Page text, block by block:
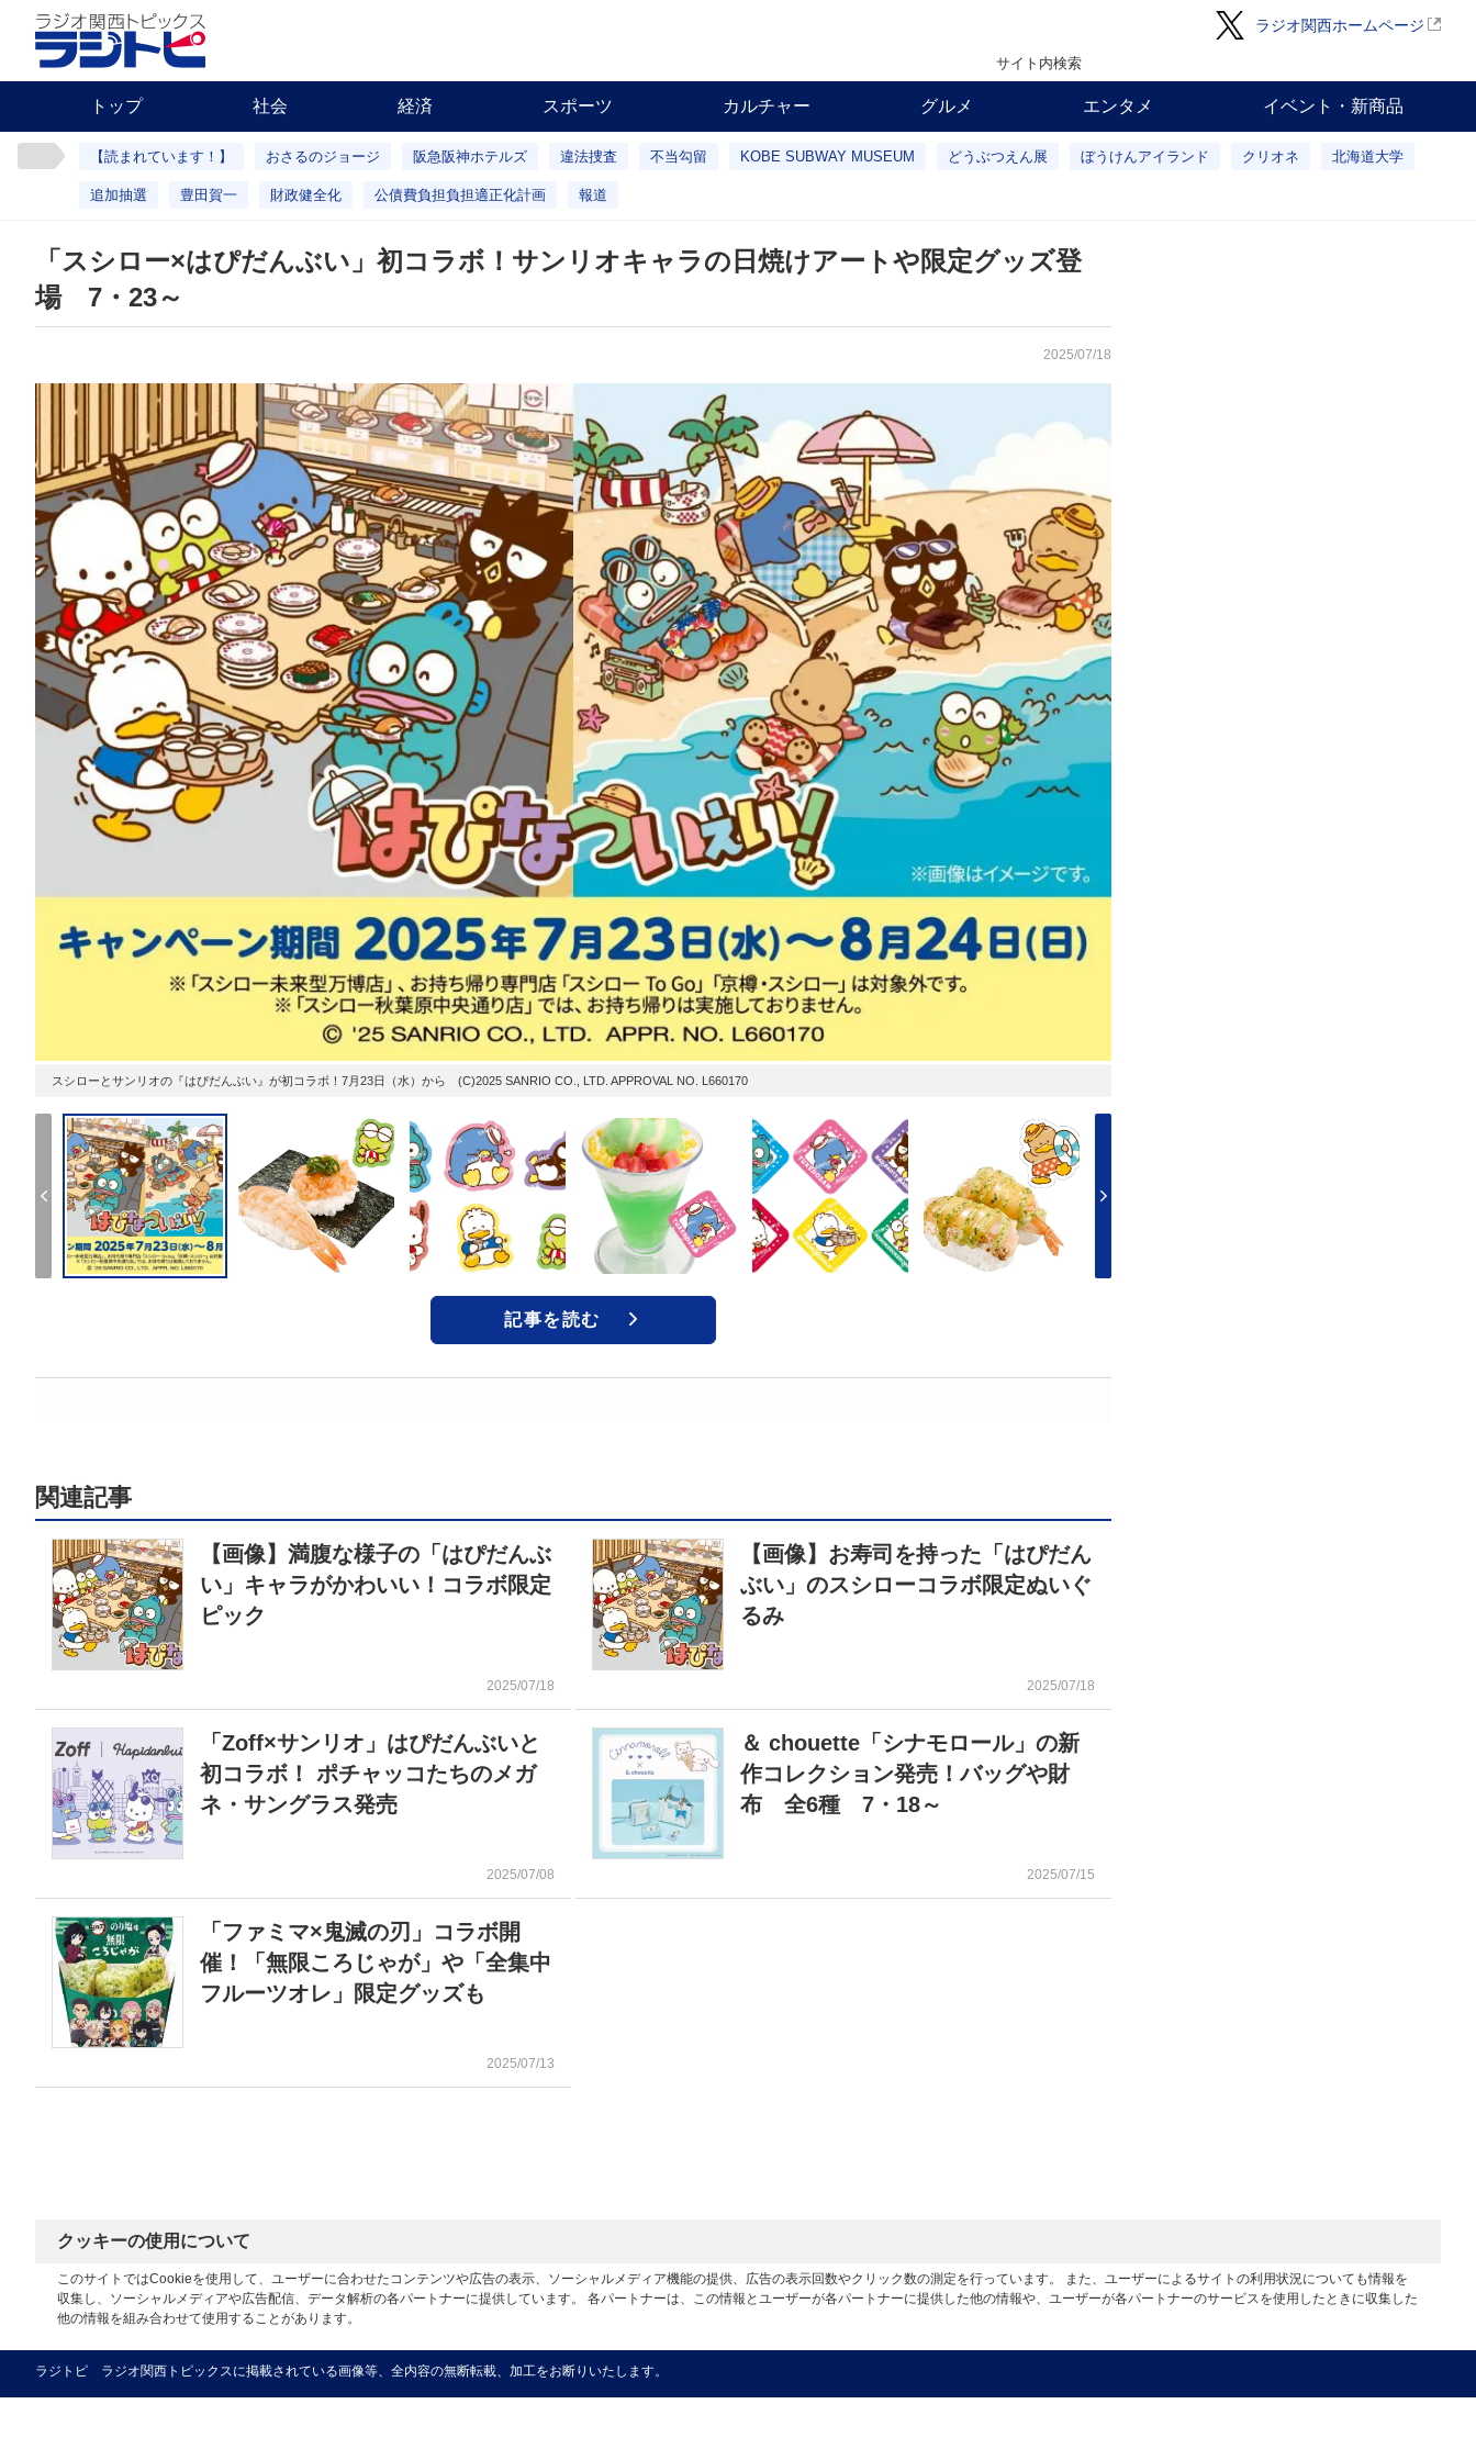
ラジオ関西ホームページ
サイト内検索
トップ 社会 経済 スポーツ カルチャー グルメ エンタメ イベント・新商品
【読まれています！】 おさるのジョージ 阪急阪神ホテルズ 違法捜査 不当勾留 KOBE SUBWAY MUSEUM どうぶつえん展 ぼうけんアイランド クリオネ 北海道大学
追加抽選 豊田賀一 財政健全化 公債費負担負担適正化計画 報道
「スシロー×はぴだんぶい」初コラボ！サンリオキャラの日焼けアートや限定グッズ登
場 7・23～
2025/07/18
スシローとサンリオの『はぴだんぶい』が初コラボ！7月23日（水）から (C)2025 SANRIO CO., LTD. APPROVAL NO. L660170
記事を読む
関連記事
【画像】満腹な様子の「はぴだんぶ
い」キャラがかわいい！コラボ限定
ピック
2025/07/18
【画像】お寿司を持った「はぴだん
ぶい」のスシローコラボ限定ぬいぐ
るみ
2025/07/18
「Zoff×サンリオ」はぴだんぶいと
初コラボ！ ポチャッコたちのメガ
ネ・サングラス発売
2025/07/08
＆ chouette「シナモロール」の新
作コレクション発売！バッグや財
布 全6種 7・18～
2025/07/15
「ファミマ×鬼滅の刃」コラボ開
催！「無限ころじゃが」や「全集中
フルーツオレ」限定グッズも
2025/07/13
クッキーの使用について
このサイトではCookieを使用して、ユーザーに合わせたコンテンツや広告の表示、ソーシャルメディア機能の提供、広告の表示回数やクリック数の測定を行っています。 また、ユーザーによるサイトの利用状況についても情報を
収集し、ソーシャルメディアや広告配信、データ解析の各パートナーに提供しています。 各パートナーは、この情報とユーザーが各パートナーに提供した他の情報や、ユーザーが各パートナーのサービスを使用したときに収集した
他の情報を組み合わせて使用することがあります。
ラジトピ ラジオ関西トピックスに掲載されている画像等、全内容の無断転載、加工をお断りいたします。